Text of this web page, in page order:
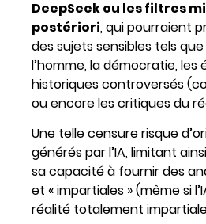
DeepSeek ou les filtres
postériori, qui pourraient
des sujets sensibles tels
l’homme, la démocratie, les
historiques controversés
ou encore les critiques du
Une telle censure risque
générés par l’IA, limitant
sa capacité à fournir des
et « impartiales » (même si
réalité totalement